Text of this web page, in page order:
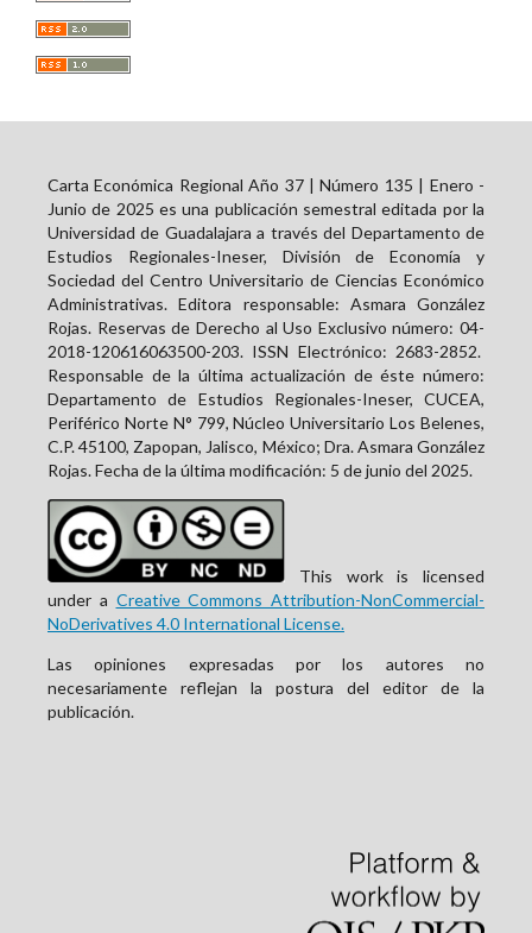
Carta Económica Regional Año 37 | Número 135 | Enero -
Junio de 2025 es una publicación semestral editada por la
Universidad de Guadalajara a través del Departamento de
Estudios Regionales-Ineser, División de Economía y
Sociedad del Centro Universitario de Ciencias Económico
Administrativas. Editora responsable: Asmara González
Rojas. Reservas de Derecho al Uso Exclusivo número: 04-
2018-120616063500-203. ISSN Electrónico: 2683-2852.
Responsable de la última actualización de éste número:
Departamento de Estudios Regionales-Ineser, CUCEA,
Periférico Norte N° 799, Núcleo Universitario Los Belenes,
C.P. 45100, Zapopan, Jalisco, México; Dra. Asmara González
Rojas. Fecha de la última modificación: 5 de junio del 2025.
This work is licensed
under a Creative Commons Attribution-NonCommercial-
NoDerivatives 4.0 International License.
Las opiniones expresadas por los autores no
necesariamente reflejan la postura del editor de la
publicación.